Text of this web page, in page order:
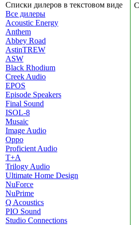
Списки дилеров в текстовом виде
Все дилеры
Acoustic Energy
Anthem
Abbey Road
AstinTREW
ASW
Black Rhodium
Creek Audio
EPOS
Episode Speakers
Final Sound
ISOL-8
Musaic
Image Audio
Oppo
Proficient Audio
T+A
Trilogy Audio
Ultimate Home Design
NuForce
NuPrime
Q Acoustics
PIO Sound
Studio Connections